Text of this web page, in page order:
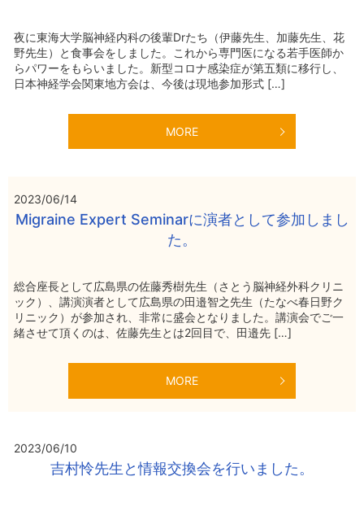
夜に東海大学脳神経内科の後輩Drたち（伊藤先生、加藤先生、花
野先生）と食事会をしました。これから専門医になる若手医師か
らパワーをもらいました。新型コロナ感染症が第五類に移行し、
日本神経学会関東地方会は、今後は現地参加形式 […]
MORE
2023/06/14
Migraine Expert Seminarに演者として参加しまし
た。
総合座長として広島県の佐藤秀樹先生（さとう脳神経外科クリニ
ック）、講演演者として広島県の田邉智之先生（たなべ春日野ク
リニック）が参加され、非常に盛会となりました。講演会でご一
緒させて頂くのは、佐藤先生とは2回目で、田邉先 […]
MORE
2023/06/10
吉村怜先生と情報交換会を行いました。